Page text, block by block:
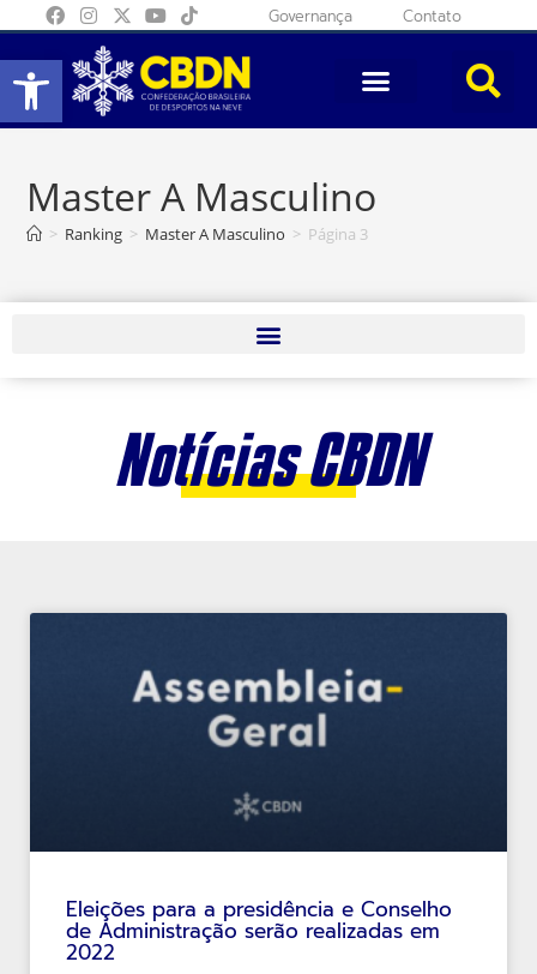
Abrir a barra de ferramentas
Governança Contato
Master A Masculino
> Ranking > Master A Masculino > Página 3
Notícias CBDN
Eleições para a presidência e Conselho
de Administração serão realizadas em
2022